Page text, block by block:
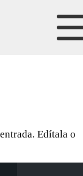
Edítala o